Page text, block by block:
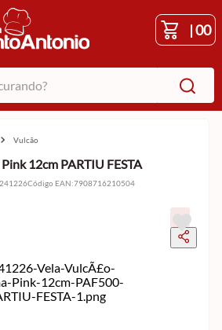
|00
vulcão
12cm PARTIU FESTA
241226Código EAN:7908716210504